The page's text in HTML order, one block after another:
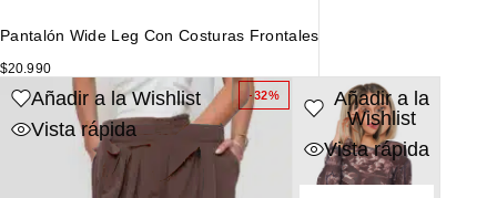
Pantalón Wide Leg Con Costuras Frontales
$20.990
-32%
Añadir a la Wishlist
Vista rápida
Añadir a la
Wishlist
Vista rápida